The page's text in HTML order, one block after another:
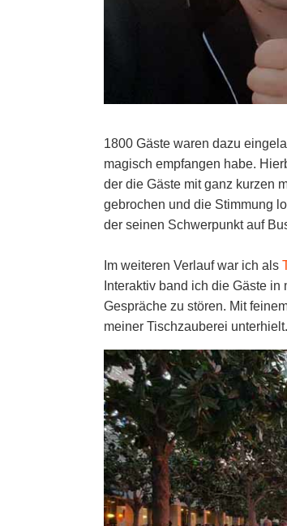
1800 Gäste waren dazu
magisch empfangen habe.
der die Gäste mit ganz kurzen
gebrochen und die Stimmung
der seinen Schwerpunkt auf
Im weiteren Verlauf war ich als
Interaktiv band ich die Gäste
Gespräche zu stören. Mit
meiner Tischzauberei unterhielt.